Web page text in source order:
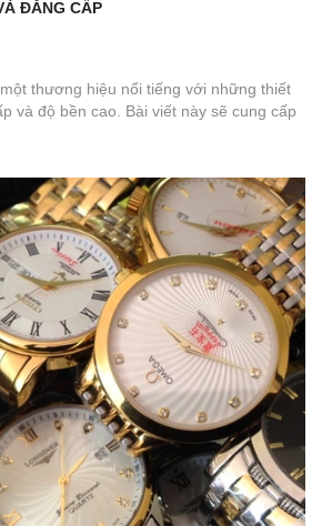
ĐẲNG CẤP
thương hiệu nổi tiếng với những thiết
và độ bền cao. Bài viết này sẽ cung cấp